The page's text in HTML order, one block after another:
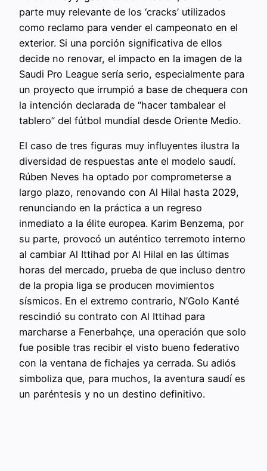
parte muy relevante de los ‘cracks’ utilizados
como reclamo para vender el campeonato en el
exterior. Si una porción significativa de ellos
decide no renovar, el impacto en la imagen de la
Saudi Pro League sería serio, especialmente para
un proyecto que irrumpió a base de chequera con
la intención declarada de “hacer tambalear el
tablero” del fútbol mundial desde Oriente Medio.
El caso de tres figuras muy influyentes ilustra la
diversidad de respuestas ante el modelo saudí.
Rúben Neves ha optado por comprometerse a
largo plazo, renovando con Al Hilal hasta 2029,
renunciando en la práctica a un regreso
inmediato a la élite europea. Karim Benzema, por
su parte, provocó un auténtico terremoto interno
al cambiar Al Ittihad por Al Hilal en las últimas
horas del mercado, prueba de que incluso dentro
de la propia liga se producen movimientos
sísmicos. En el extremo contrario, N’Golo Kanté
rescindió su contrato con Al Ittihad para
marcharse a Fenerbahçe, una operación que solo
fue posible tras recibir el visto bueno federativo
con la ventana de fichajes ya cerrada. Su adiós
simboliza que, para muchos, la aventura saudí es
un paréntesis y no un destino definitivo.